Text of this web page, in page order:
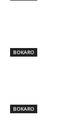
BOKARO
BOKARO